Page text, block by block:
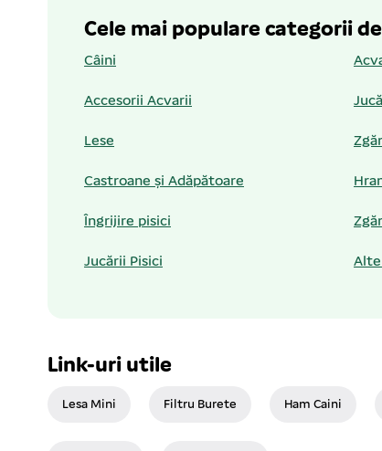
Cele mai populare categorii
Câini
Accesorii Acvarii
Lese
Castroane și Adăpătoare
Îngrijire pisici
Jucării Pisici Alte
Link-uri utile
Lesa Mini Filtru Burete Ham Caini